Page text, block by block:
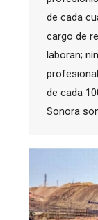
de cada
cargo de
laboran;
de cada
Sonora